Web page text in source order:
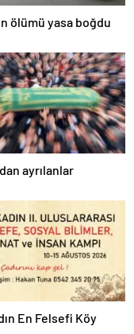
ölümü yasa boğdu
ayrılanlar
En Felsefi Köy